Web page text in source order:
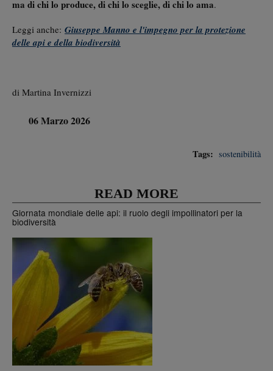
ma di chi lo produce, di chi lo sceglie, di chi lo ama.
Leggi anche: Giuseppe Manno e l'impegno per la protezione
delle api e della biodiversità
di Martina Invernizzi
06 Marzo 2026
Tags: sostenibilità
READ MORE
Giornata mondiale delle api: il ruolo degli impollinatori per la
biodiversità